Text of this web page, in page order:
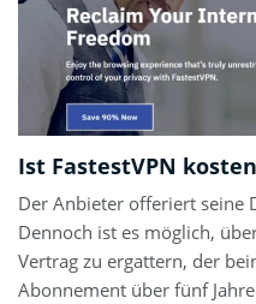
Ist FastestVPN
Der Anbieter offeriert seine
Dennoch ist es möglich,
Vertrag zu ergattern, der
Abonnement über fünf